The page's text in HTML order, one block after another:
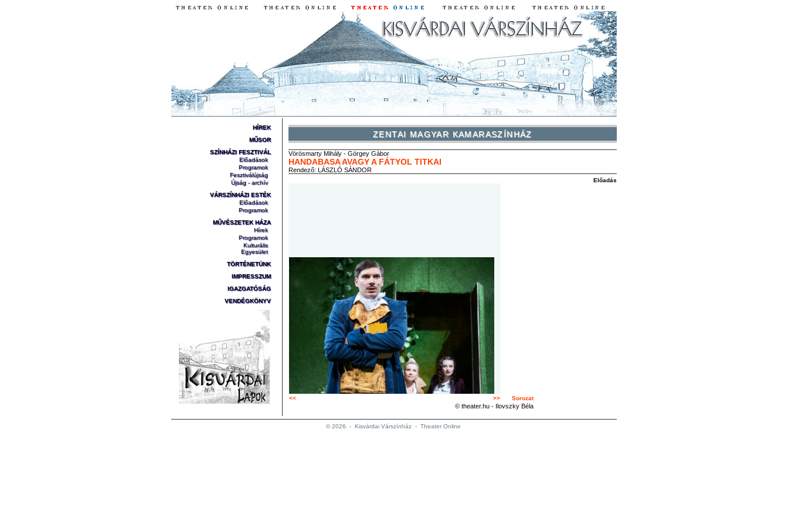
HÍREK
MŰSOR
SZÍNHÁZI FESZTIVÁL
Előadások
Programok
Fesztiválújság
Újság - archív
VÁRSZÍNHÁZI ESTÉK
Előadások
Programok
MŰVÉSZETEK HÁZA
Hírek
Programok
Kulturális
Egyesület
TÖRTÉNETÜNK
IMPRESSZUM
IGAZGATÓSÁG
VENDÉGKÖNYV
ZENTAI MAGYAR KAMARASZÍNHÁZ
Vörösmarty Mihály - Görgey Gábor
HANDABASA AVAGY A FÁTYOL TITKAI
Rendező: LÁSZLÓ SÁNDOR
Előadás
<< >> Sorozat
© theater.hu - Ilovszky Béla
© 2026. - Kisvárdai Várszínház - Theater Online